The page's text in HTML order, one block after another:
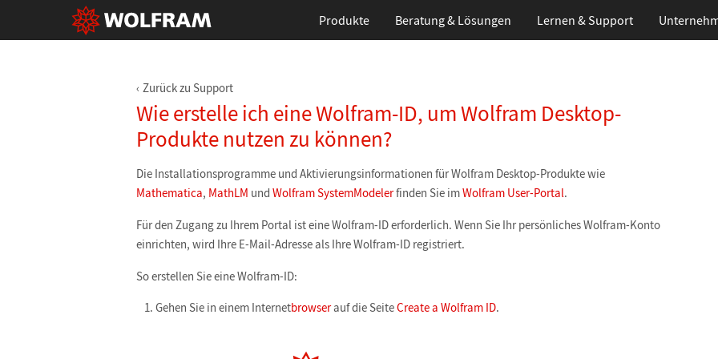
Produkte Beratung & Lösungen Lernen & Support
Zurück zu Support
Wie erstelle ich eine Wolfram-ID, um Wolfram Desktop-
Produkte nutzen zu können?
Die Installationsprogramme und Aktivierungsinformationen für Wolfram Desktop-Produkte wie
Mathematica, MathLM und Wolfram SystemModelerfinden Sie imWolfram User-Portal.
Für den Zugang zu Ihrem Portal ist eine Wolfram-ID erforderlich. Wenn Sie Ihr persönliches Wolfram-Konto
einrichten, wird Ihre E-Mail-Adresse als Ihre Wolfram-ID registriert.
So erstellen Sie eine Wolfram-ID:
Gehen Sie in einem Internetbrowserauf die SeiteCreate a Wolfram ID.